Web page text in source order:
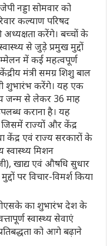
नड्डा सोमवार को
कल्याण परिषद
करेंगे। बच्चों के
से जुड़े प्रमुख मुद्दों
में कई महत्वपूर्ण
मंत्री समग्र शिशु बाल
शुभारंभ करेंगे। यह एक
जन्म से लेकर 36 माह
कराना है। यह
राज्यों और केंद्र
केंद्र एवं राज्य सरकारों के
स्वास्थ्य मिशन
खाद्य एवं औषधि सुधार
पर विचार-विमर्श किया
का शुभारंभ देश के
स्वास्थ्य सेवाएं
को आगे बढ़ाने